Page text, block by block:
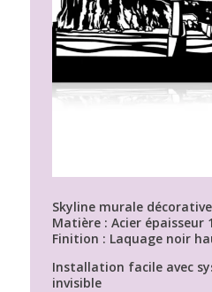
Skyline murale décorative
Matière : Acier épaisseur
Finition : Laquage noir
Installation facile avec
invisible